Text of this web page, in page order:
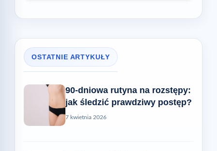
OSTATNIE ARTYKUŁY
90-dniowa rutyna na rozstępy:
jak śledzić prawdziwy postęp?
7 kwietnia 2026